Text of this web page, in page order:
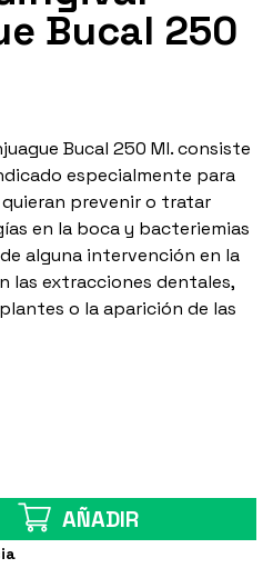
Bucal 250
Bucal 250 Ml. consiste
especialmente para
quieran prevenir o tratar
en la boca y bacteriemias
alguna intervención en la
las extracciones dentales,
o la aparición de las
AÑADIR